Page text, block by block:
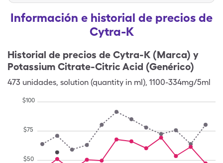
Información e historial de precios de
Cytra-K
Historial de precios de Cytra-K (Marca) y
Potassium Citrate-Citric Acid (Genérico)
473 unidades, solution (quantity in ml), 1100-334mg/5ml
$50
$75
$100